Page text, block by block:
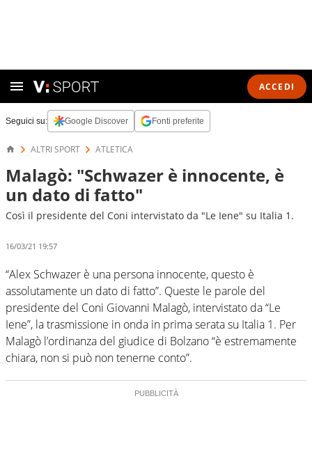
ACCEDI
Seguici su: Google Discover Fonti preferite
ALTRI SPORT ATLETICA
Malagò: "Schwazer è innocente, è
un dato di fatto"
Così il presidente del Coni intervistato da "Le Iene" su Italia 1.
16/03/21 19:57
“Alex Schwazer è una persona innocente, questo è
assolutamente un dato di fatto”. Queste le parole del
presidente del Coni Giovanni Malagò, intervistato da “Le
Iene”, la trasmissione in onda in prima serata su Italia 1. Per
Malagò l’ordinanza del giudice di Bolzano “è estremamente
chiara, non si può non tenerne conto”.